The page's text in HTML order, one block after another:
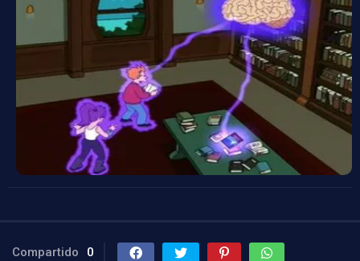
Compartido 0